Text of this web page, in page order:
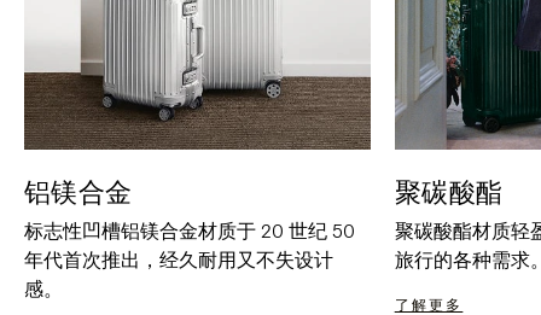
铝镁合金
标志性凹槽铝镁合金材质于 20 世纪 50
年代首次推出，经久耐用又不失设计
感。
聚碳酸酯
聚碳酸酯材质轻
旅行的各种需求
了解更多